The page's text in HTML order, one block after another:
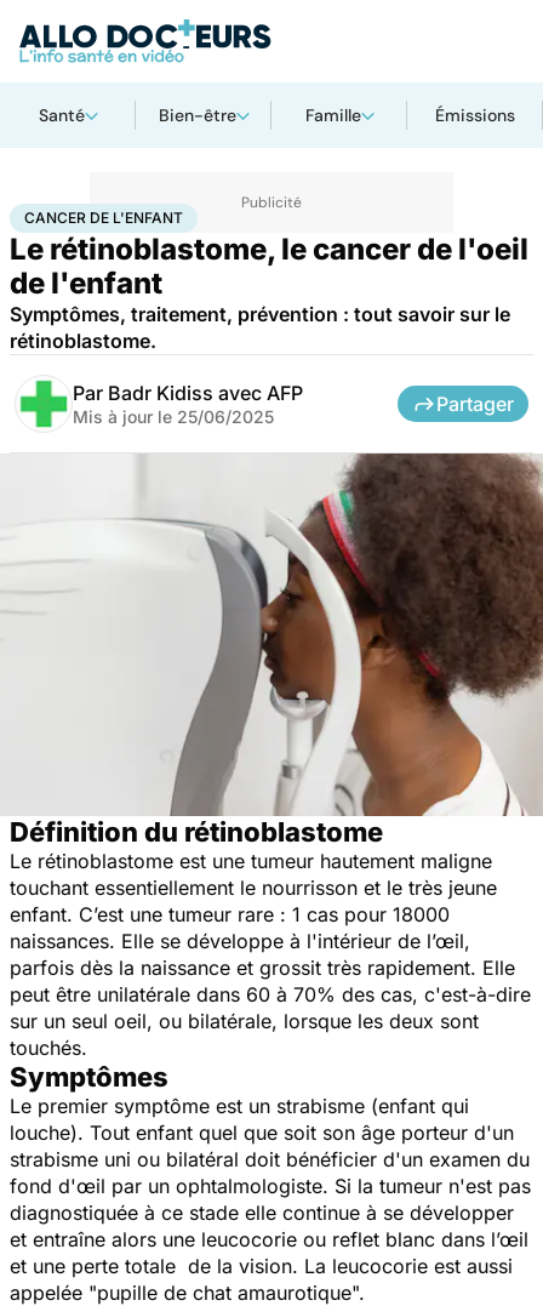
Santé Bien-être Famille Émissions
AccueilSanté MaladiesCancer Cancer de l'enfant
CANCER DE L'ENFANT
Le rétinoblastome, le cancer de l'oeil
de l'enfant
Symptômes, traitement, prévention : tout savoir sur le
rétinoblastome.
Par Badr Kidiss avec AFP
Mis à jour le 25/06/2025
Partager
Définition du rétinoblastome
Le rétinoblastome est une tumeur hautement maligne
touchant essentiellement le nourrisson et le très jeune
enfant. C’est une tumeur rare : 1 cas pour 18000
naissances. Elle se développe à l'intérieur de l’œil,
parfois dès la naissance et grossit très rapidement. Elle
peut être unilatérale dans 60 à 70% des cas, c'est-à-dire
sur un seul oeil, ou bilatérale, lorsque les deux sont
touchés.
Symptômes
Le premier symptôme est un strabisme (enfant qui
louche). Tout enfant quel que soit son âge porteur d'un
strabisme uni ou bilatéral doit bénéficier d'un examen du
fond d'œil par un ophtalmologiste. Si la tumeur n'est pas
diagnostiquée à ce stade elle continue à se développer
et entraîne alors une leucocorie ou reflet blanc dans l’œil
et une perte totale de la vision. La leucocorie est aussi
appelée "pupille de chat amaurotique".